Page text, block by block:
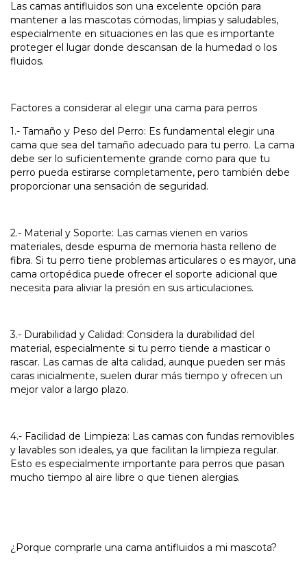
Las camas antifluidos son una excelente opción para
mantener a las mascotas cómodas, limpias y saludables,
especialmente en situaciones en las que es importante
proteger el lugar donde descansan de la humedad o los
fluidos.
Factores a considerar al elegir una cama para perros
1.- Tamaño y Peso del Perro: Es fundamental elegir una
cama que sea del tamaño adecuado para tu perro. La cama
debe ser lo suficientemente grande como para que tu
perro pueda estirarse completamente, pero también debe
proporcionar una sensación de seguridad.
2.- Material y Soporte: Las camas vienen en varios
materiales, desde espuma de memoria hasta relleno de
fibra. Si tu perro tiene problemas articulares o es mayor, una
cama ortopédica puede ofrecer el soporte adicional que
necesita para aliviar la presión en sus articulaciones.
3.- Durabilidad y Calidad: Considera la durabilidad del
material, especialmente si tu perro tiende a masticar o
rascar. Las camas de alta calidad, aunque pueden ser más
caras inicialmente, suelen durar más tiempo y ofrecen un
mejor valor a largo plazo.
4.- Facilidad de Limpieza: Las camas con fundas removibles
y lavables son ideales, ya que facilitan la limpieza regular.
Esto es especialmente importante para perros que pasan
mucho tiempo al aire libre o que tienen alergias.
¿Porque comprarle una cama antifluidos a mi mascota?